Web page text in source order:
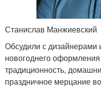
Станислав Манжиевский
Обсудили с дизайнерами
новогоднего
традиционность,
праздничное мерцание